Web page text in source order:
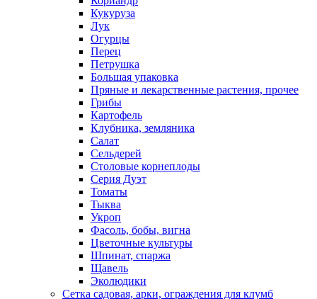
Кукуруза
Лук
Огурцы
Перец
Петрушка
Большая упаковка
Пряные и лекарственные растения, прочее
Грибы
Картофель
Клубника, земляника
Салат
Сельдерей
Столовые корнеплоды
Серия Дуэт
Томаты
Тыква
Укроп
Фасоль, бобы, вигна
Цветочные культуры
Шпинат, спаржа
Щавель
Эколюдики
Сетка садовая, арки, ограждения для клумб